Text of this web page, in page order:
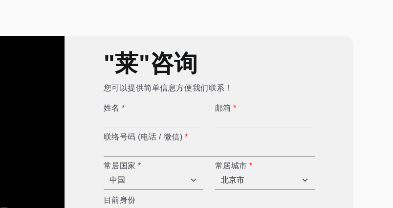
"莱"咨询
您可以提供简单信息方便我们联系！
姓名* 邮箱*
联络号码 (电话 / 微信) *
常居国家* 常居城市*
目前身份